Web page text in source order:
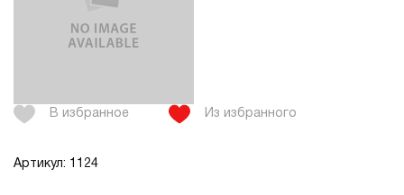
В избранное Из избранного
Артикул: 1124